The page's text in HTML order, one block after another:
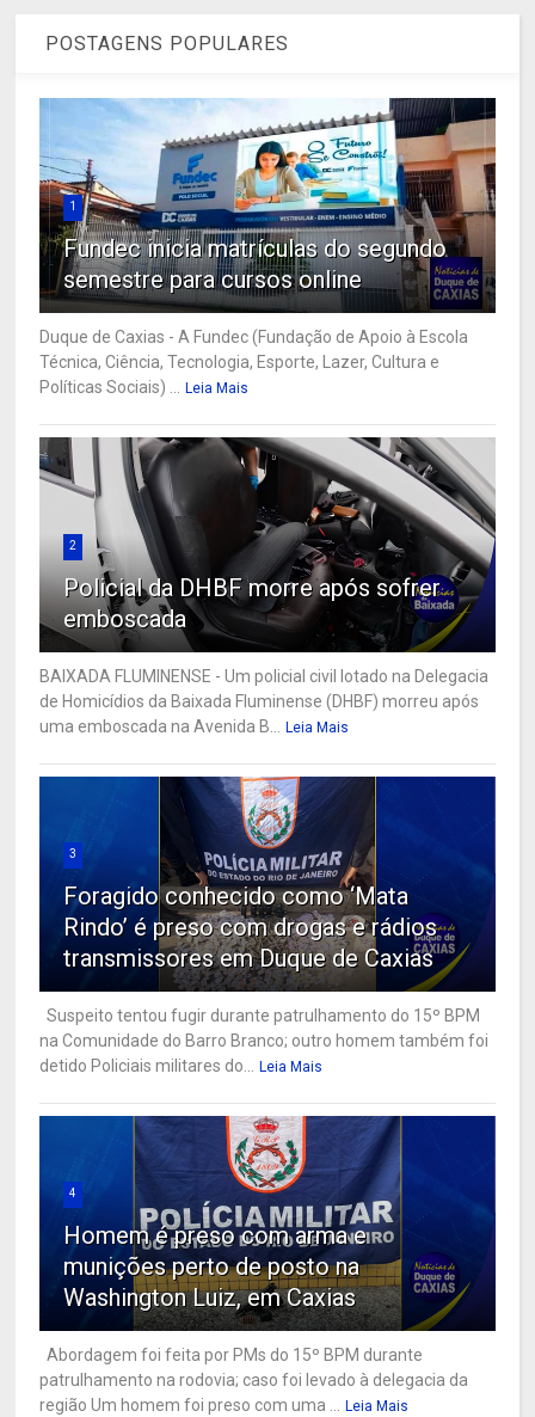
POSTAGENS POPULARES
1
Fundec inicia matrículas do segundo
semestre para cursos online
Duque de Caxias - A Fundec (Fundação de Apoio à Escola
Técnica, Ciência, Tecnologia, Esporte, Lazer, Cultura e
Políticas Sociais) ... Leia Mais
2
Policial da DHBF morre após sofrer
emboscada
BAIXADA FLUMINENSE - Um policial civil lotado na Delegacia
de Homicídios da Baixada Fluminense (DHBF) morreu após
uma emboscada na Avenida B... Leia Mais
3
Foragido conhecido como ‘Mata
Rindo’ é preso com drogas e rádios
transmissores em Duque de Caxias
Suspeito tentou fugir durante patrulhamento do 15º BPM
na Comunidade do Barro Branco; outro homem também foi
detido Policiais militares do... Leia Mais
4
Homem é preso com arma e
munições perto de posto na
Washington Luiz, em Caxias
Abordagem foi feita por PMs do 15º BPM durante
patrulhamento na rodovia; caso foi levado à delegacia da
região Um homem foi preso com uma ... Leia Mais